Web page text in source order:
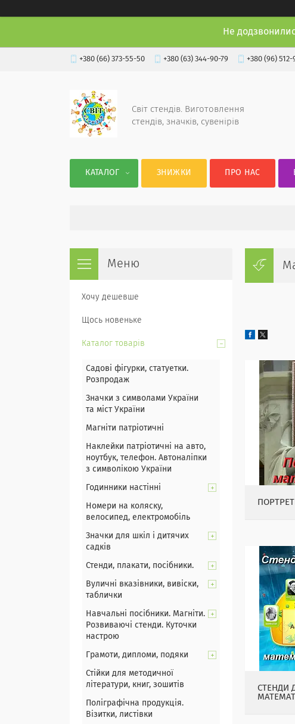
Не
+380 (66) 373-55-50 +380 (63) 344-90-79 +380 (96)
Світ стендів. Виготовлення
стендів, значків, сувенірів
КАТАЛОГ ЗНИЖКИ ПРО НАС
СТЕНДИ
Хочу дешевше
Щось новеньке
Каталог товарів
Садові фігурки, статуетки.
Розпродаж
Значки з символами України
та міст України
Магніти патріотичні
Наклейки патріотичні на авто,
ноутбук, телефон. Автоналіпки
з символікою України
Годинники настінні
Номери на коляску,
велосипед, електромобіль
Значки для шкіл і дитячих
садків
Стенди, плакати, посібники.
Вуличні вказівники, вивіски,
таблички
Навчальні посібники. Магніти.
Розвиваючі стенди. Куточки
настрою
Грамоти, дипломи, подяки
Стійки для методичної
літератури, книг, зошитів
Поліграфічна продукція.
Візитки, листівки